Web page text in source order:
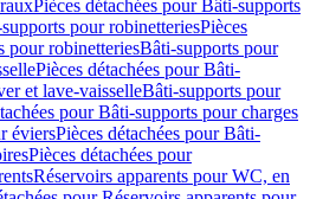
Pièces détachées pour Bâti-supports
pour robinetteriesPièces
pour robinetteriesBâti-supports pour
Pièces détachées pour Bâti-
et lave-vaisselleBâti-supports pour
pour Bâti-supports pour charges
éviersPièces détachées pour Bâti-
Pièces détachées pour
Réservoirs apparents pour WC, en